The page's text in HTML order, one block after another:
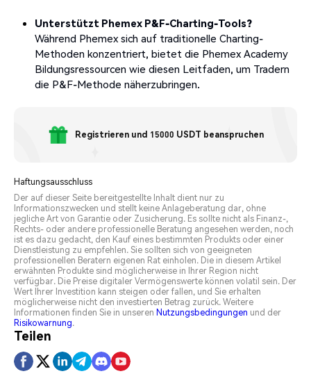
Unterstützt Phemex P&F-Charting-Tools?
Während Phemex sich auf traditionelle Charting-
Methoden konzentriert, bietet die Phemex Academy
Bildungsressourcen wie diesen Leitfaden, um Tradern
die P&F-Methode näherzubringen.
Registrieren und 15000 USDT beanspruchen
Haftungsausschluss
Der auf dieser Seite bereitgestellte Inhalt dient nur zu
Informationszwecken und stellt keine Anlageberatung dar, ohne
jegliche Art von Garantie oder Zusicherung. Es sollte nicht als Finanz-,
Rechts- oder andere professionelle Beratung angesehen werden, noch
ist es dazu gedacht, den Kauf eines bestimmten Produkts oder einer
Dienstleistung zu empfehlen. Sie sollten sich von geeigneten
professionellen Beratern eigenen Rat einholen. Die in diesem Artikel
erwähnten Produkte sind möglicherweise in Ihrer Region nicht
verfügbar. Die Preise digitaler Vermögenswerte können volatil sein. Der
Wert Ihrer Investition kann steigen oder fallen, und Sie erhalten
möglicherweise nicht den investierten Betrag zurück. Weitere
Informationen finden Sie in unseren Nutzungsbedingungen und der
Risikowarnung.
Teilen